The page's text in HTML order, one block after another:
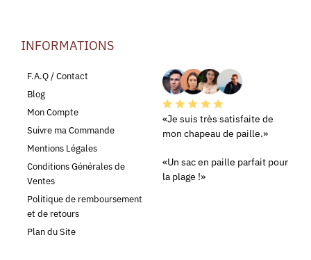
INFORMATIONS
F.A.Q / Contact
Blog
Mon Compte
Suivre ma Commande
Mentions Légales
Conditions Générales de
Ventes
Politique de remboursement
et de retours
Plan du Site
«Je suis très satisfaite de
mon chapeau de paille.»
«Un sac en paille parfait pour
la plage !»